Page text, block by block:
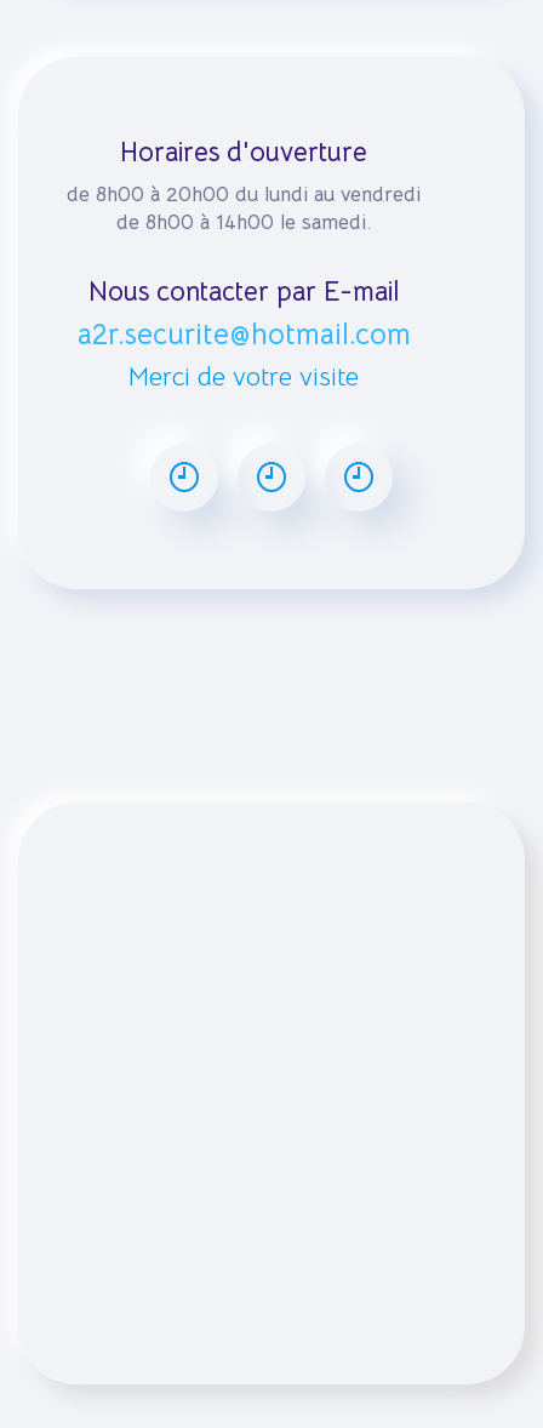
Horaires d'ouverture
de 8h00 à 20h00 du lundi au vendredi
de 8h00 à 14h00 le samedi.
Nous contacter par E-mail
a2r.securite@hotmail.com
Merci de votre visite